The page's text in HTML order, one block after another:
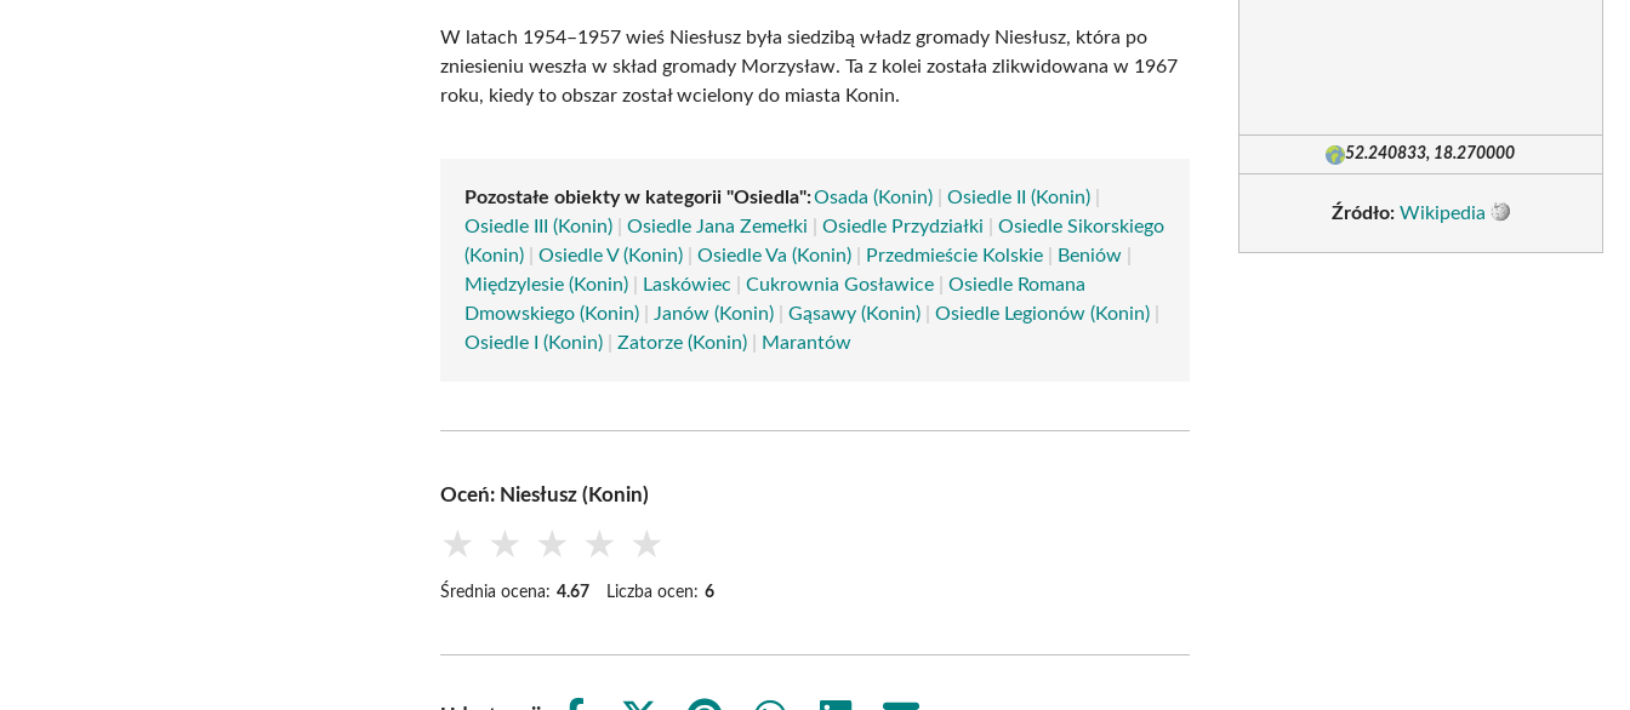
W latach 1954–1957 wieś Niesłusz była siedzibą władz gromady Niesłusz, która po
zniesieniu weszła w skład gromady Morzysław. Ta z kolei została zlikwidowana w 1967
roku, kiedy to obszar został wcielony do miasta Konin.
Pozostałe obiekty w kategorii "Osiedla":Osada (Konin) |Osiedle II (Konin)
Osiedle III (Konin) |Osiedle Jana Zemełki |Osiedle Przydziałki |Osiedle Sikorskiego
(Konin) |Osiedle V (Konin) |Osiedle Va (Konin) Przedmieście Kolskie Beniów
Międzylesie (Konin)
Laskówiec |Cukrownia Gosławice |Osiedle Romana
Dmowskiego (Konin)
Janów (Konin) |Gąsawy (Konin) |Osiedle Legionów (Konin)
Osiedle I (Konin) |Zatorze (Konin) Marantów
Oceń: Niesłusz (Konin)
★ ★ ★ ★ ★
Średnia ocena: 4.67 Liczba ocen: 6
52.240833, 18.270000
Źródło: Wikipedia